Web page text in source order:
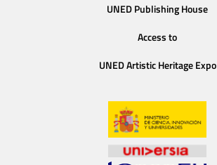
UNED Publishing House
Access to
UNED Artistic Heritage Expo